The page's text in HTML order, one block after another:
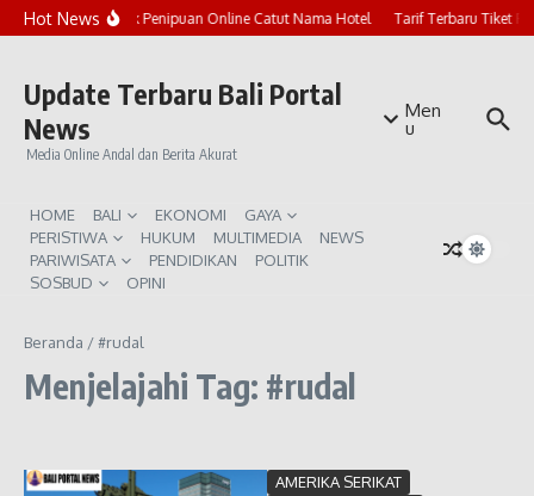
Lewati ke konten
Hot NewsMarak Penipuan Online Catut Nama Hotel Tarif Terbaru Tiket
Update Terbaru Bali Portal
News
Media Online Andal dan Berita Akurat
Men
u
HOME BALI EKONOMI
GAYA
PERISTIWA
HUKUM MULTIMEDIA
NEWS
PARIWISATA
PENDIDIKAN
POLITIK
SOSBUD
OPINI
Beranda /#rudal
Menjelajahi Tag: #rudal
AMERIKA SERIKAT